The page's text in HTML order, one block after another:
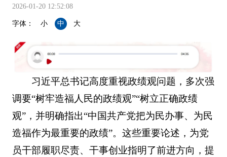
2026-01-20 12:52:08
字体： 小 中 大
习近平总书记高度重视政绩观问题，多次强
调要“树牢造福人民的政绩观”“树立正确政绩
观”，并明确指出“中国共产党把为民办事、为民
造福作为最重要的政绩”。这些重要论述，为党
员干部履职尽责、干事创业指明了前进方向，提